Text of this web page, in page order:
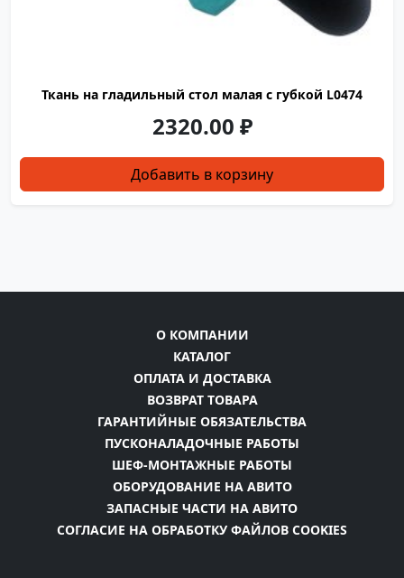
Ткань на гладильный стол малая с губкой L0474
2320.00 ₽
Добавить в корзину
О КОМПАНИИ
КАТАЛОГ
ОПЛАТА И ДОСТАВКА
ВОЗВРАТ ТОВАРА
ГАРАНТИЙНЫЕ ОБЯЗАТЕЛЬСТВА
ПУСКОНАЛАДОЧНЫЕ РАБОТЫ
ШЕФ-МОНТАЖНЫЕ РАБОТЫ
ОБОРУДОВАНИЕ НА АВИТО
ЗАПАСНЫЕ ЧАСТИ НА АВИТО
СОГЛАСИЕ НА ОБРАБОТКУ ФАЙЛОВ COOKIES